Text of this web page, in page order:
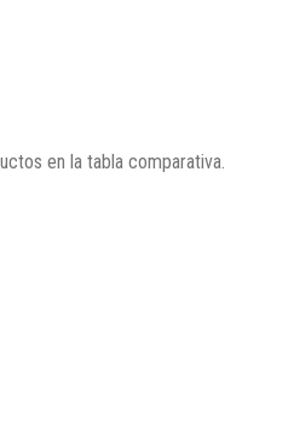
en la tabla comparativa.